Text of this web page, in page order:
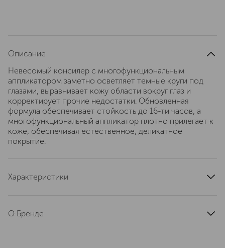
Описание
Невесомый консилер с многофункциональным
аппликатором заметно осветляет темные круги под
глазами, выравнивает кожу области вокруг глаз и
корректирует прочие недостатки. Обновленная
формула обеспечивает стойкость до 16-ти часов, а
многофункциональный аппликатор плотно прилегает к
коже, обеспечивая естественное, деликатное
покрытие.
Характеристики
О Бренде